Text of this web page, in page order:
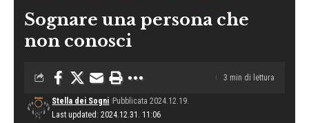
Sognare una persona che
non conosci
Last updated: 2024.12.31. 11:06
Stella dei Sogni Pubblicata 2024.12.19.
3 min di lettura